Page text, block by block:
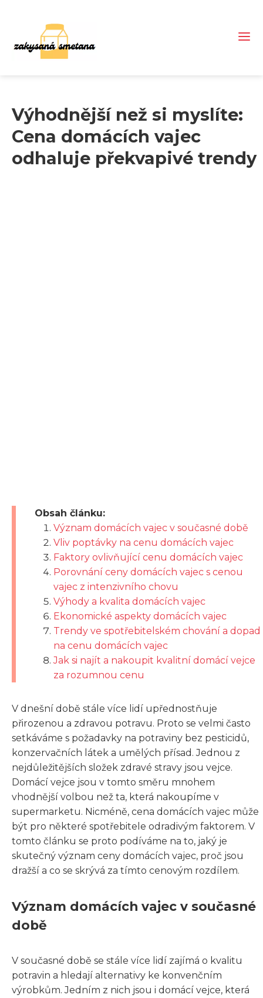
Výhodnější než si myslíte:
Cena domácích vajec
odhaluje překvapivé trendy
Obsah článku:
Význam domácích vajec v současné době
Vliv poptávky na cenu domácích vajec
Faktory ovlivňující cenu domácích vajec
Porovnání ceny domácích vajec s cenou
vajec z intenzivního chovu
Výhody a kvalita domácích vajec
Ekonomické aspekty domácích vajec
Trendy ve spotřebitelském chování a dopad
na cenu domácích vajec
Jak si najít a nakoupit kvalitní domácí vejce
za rozumnou cenu
V dnešní době stále více lidí upřednostňuje
přirozenou a zdravou potravu. Proto se velmi často
setkáváme s požadavky na potraviny bez pesticidů,
konzervačních látek a umělých přísad. Jednou z
nejdůležitějších složek zdravé stravy jsou vejce.
Domácí vejce jsou v tomto směru mnohem
vhodnější volbou než ta, která nakoupíme v
supermarketu. Nicméně, cena domácích vajec může
být pro některé spotřebitele odradivým faktorem. V
tomto článku se proto podíváme na to, jaký je
skutečný význam ceny domácích vajec, proč jsou
dražší a co se skrývá za tímto cenovým rozdílem.
Význam domácích vajec v současné
době
V současné době se stále více lidí zajímá o kvalitu
potravin a hledají alternativy ke konvenčním
výrobkům. Jedním z nich jsou i domácí vejce, která